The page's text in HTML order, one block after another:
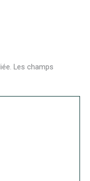
Les champs